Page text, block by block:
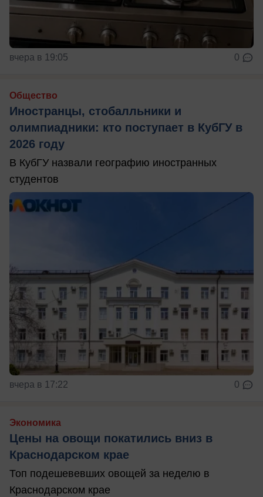
вчера в 19:05 0
Общество
Иностранцы, стобалльники и
олимпиадники: кто поступает в КубГУ в
2026 году
В КубГУ назвали географию иностранных
студентов
вчера в 17:22 0
Экономика
Цены на овощи покатились вниз в
Краснодарском крае
Топ подешевевших овощей за неделю в
Краснодарском крае